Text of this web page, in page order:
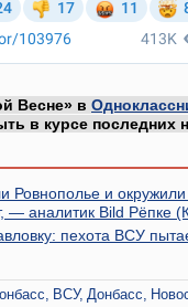
Весне» в
в курсе последних
Ровнополье и
— аналитик Bild Рёпке
пехота ВСУ
ВСУ Донбасс